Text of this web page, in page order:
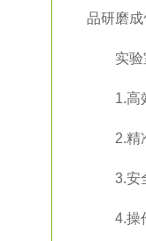
品研磨
实验室
1.高效
2.精准
3.安全
4.操作